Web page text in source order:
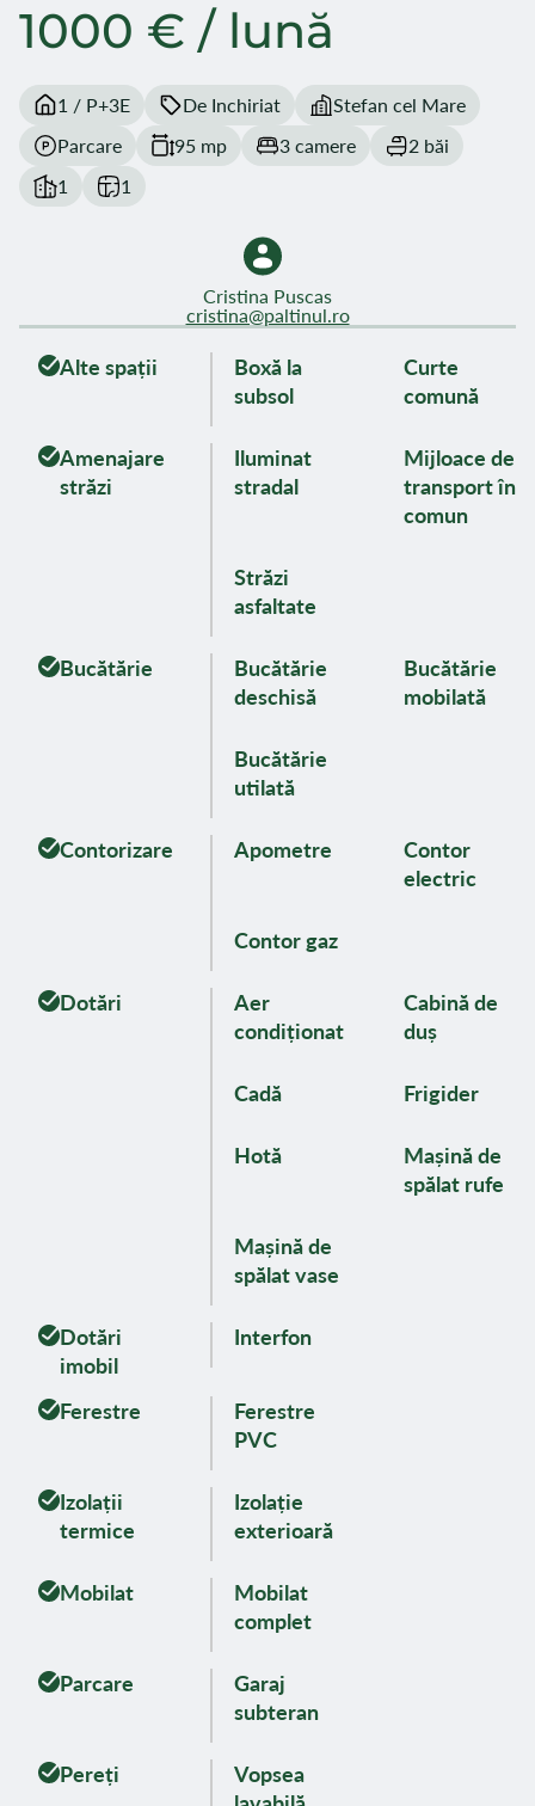
1000 € / lună
1 / P+3E De Inchiriat
Stefan cel Mare
Parcare
95 mp 3 camere
2 băi
1
1
Cristina Puscas
cristina@paltinul.ro
Alte spații
Boxă la
subsol
Curte
comună
Amenajare
străzi
Iluminat
stradal
Mijloace de
transport în
comun
Străzi
asfaltate
Bucătărie
Bucătărie
deschisă
Bucătărie
mobilată
Bucătărie
utilată
Contorizare Apometre
Contor
electric
Contor gaz
Dotări
Aer
condiționat
Cabină de
duș
Cadă Frigider
Hotă
Mașină de
spălat rufe
Mașină de
spălat vase
Dotări
imobil
Interfon
Ferestre
Ferestre
PVC
Izolații
termice
Izolație
exterioară
Mobilat
Mobilat
complet
Parcare
Garaj
subteran
Pereți
Vopsea